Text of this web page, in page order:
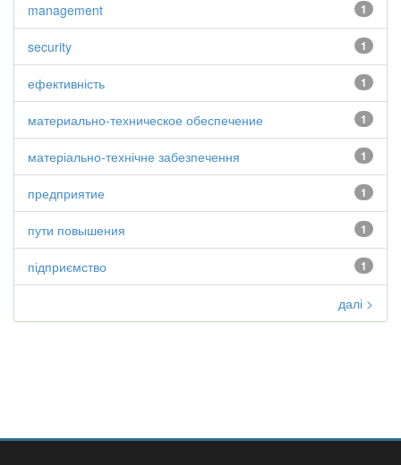
1
management
1
security
1
ефективність
1
материально-техническое обеспечение
1
матеріально-технічне забезпечення
1
предприятие
1
пути повышения
1
підприємство
далі >